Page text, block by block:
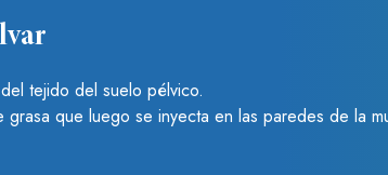
tejido del suelo pélvico.
grasa que luego se inyecta en las paredes de la